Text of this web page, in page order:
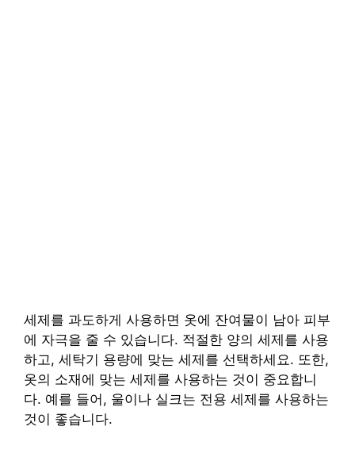
세제를 과도하게 사용하면 옷에 잔여물이 남아 피부
에 자극을 줄 수 있습니다. 적절한 양의 세제를 사용
하고, 세탁기 용량에 맞는 세제를 선택하세요. 또한,
옷의 소재에 맞는 세제를 사용하는 것이 중요합니
다. 예를 들어, 울이나 실크는 전용 세제를 사용하는
것이 좋습니다.